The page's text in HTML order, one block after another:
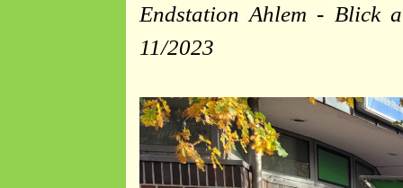
Endstation Ahlem - Blick
11/2023